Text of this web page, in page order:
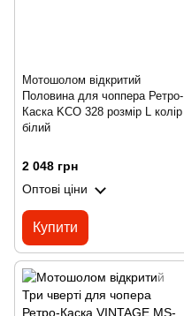
Мотошолом відкритий
Половина для чоппера Ретро-
Каска KCO 328 розмір L колір
білий
2 048 грн
Оптові ціни
Купити